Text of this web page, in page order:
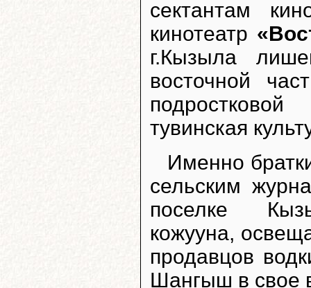
сектантам
кинотеатр
г.Кызыла
восточной
тувинская
Именно
сельским
поселке
кожууна,
продавцов
Шангыш в свое